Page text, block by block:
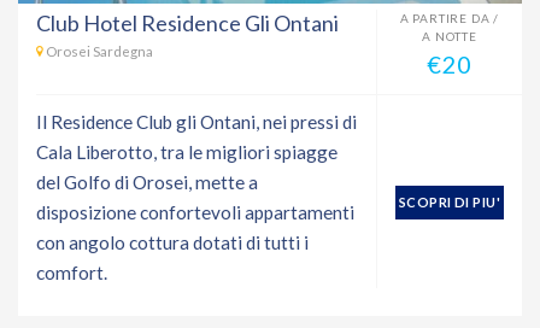
Club Hotel Residence Gli Ontani
Orosei Sardegna
A PARTIRE DA /
A NOTTE
€20
Il Residence Club gli Ontani, nei pressi di
Cala Liberotto, tra le migliori spiagge
del Golfo di Orosei, mette a
disposizione confortevoli appartamenti
con angolo cottura dotati di tutti i
comfort.
SCOPRI DI PIU'